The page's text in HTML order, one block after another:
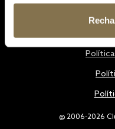
@ 2006-2026